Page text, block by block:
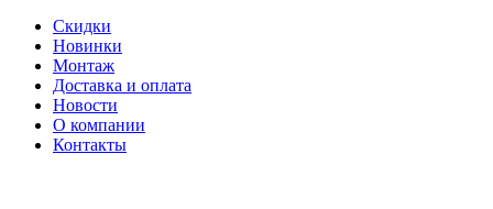
Скидки
Новинки
Монтаж
Доставка и оплата
Новости
О компании
Контакты